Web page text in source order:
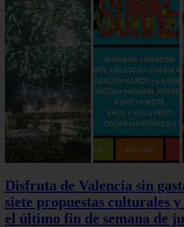
Disfruta de Valencia sin
siete propuestas culturales
el último fin de semana de